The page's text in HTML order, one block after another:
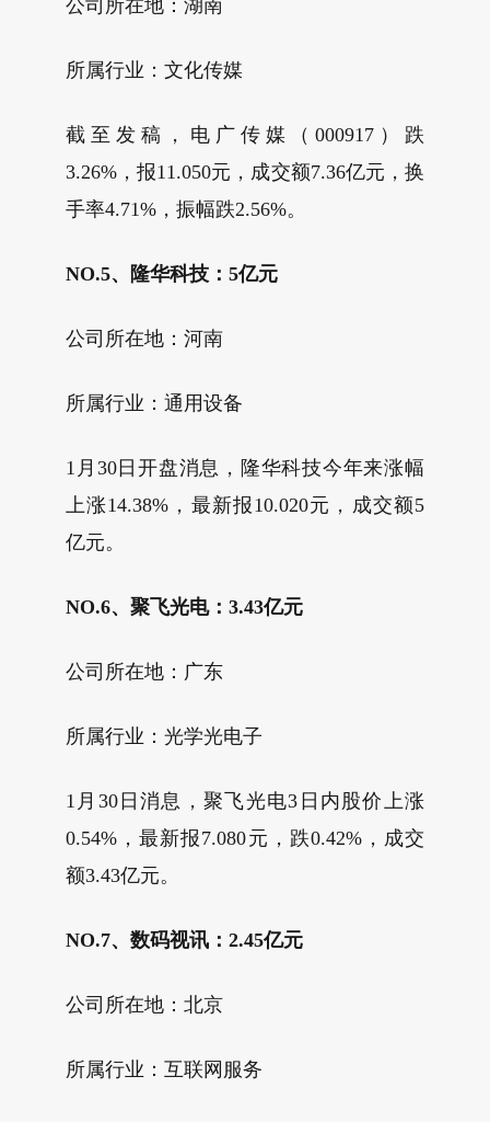
公司所在地：湖南
所属行业：文化传媒
截至发稿，电广传媒（000917）跌
3.26%，报11.050元，成交额7.36亿元，换
手率4.71%，振幅跌2.56%。
NO.5、隆华科技：5亿元
公司所在地：河南
所属行业：通用设备
1月30日开盘消息，隆华科技今年来涨幅
上涨14.38%，最新报10.020元，成交额5
亿元。
NO.6、聚飞光电：3.43亿元
公司所在地：广东
所属行业：光学光电子
1月30日消息，聚飞光电3日内股价上涨
0.54%，最新报7.080元，跌0.42%，成交
额3.43亿元。
NO.7、数码视讯：2.45亿元
公司所在地：北京
所属行业：互联网服务